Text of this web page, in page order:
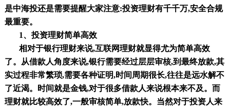
是中海投还是需要提醒大家注意:投资理财有千千万,安全合规
最重要。
1、投资理财简单高效
相对于银行理财来说,互联网理财就显得尤为简单高效
了。从借款人角度来说,银行需要经过层层审核,到最终放款,其
实过程非常繁琐,需要各种证明,时间周期很长,往往是远水解不
了近渴。时间就是金钱,对于很多借款人来说根本来不及。而
理财就比较高效了,一般审核简单,放款快。当然对于投资人来